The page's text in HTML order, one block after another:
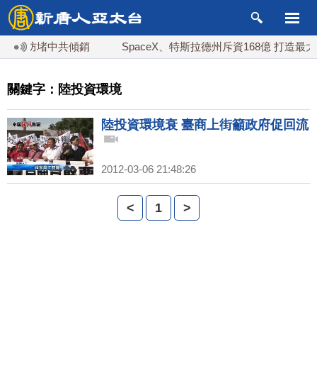
防堵中共傾銷 SpaceX、特斯拉德州斥資168億 打造最大
關鍵字：陸投資環境
陸投資環境衰 臺商上街籲政府促回流
2012-03-06 21:48:26
< 1 >